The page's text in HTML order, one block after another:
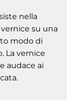
nella
su una
modo di
La vernice
audace ai